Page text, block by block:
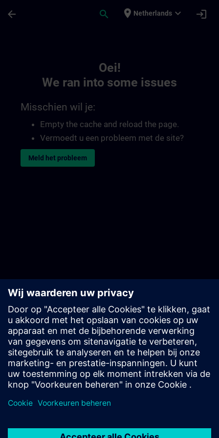
arrow_back search place Netherlands expand_more login
Oei!
We ran into some issues
Misschien wil je:
Empty the cache and reload the page.
Vermoedt u een probleem met de site?
Meld het probleem